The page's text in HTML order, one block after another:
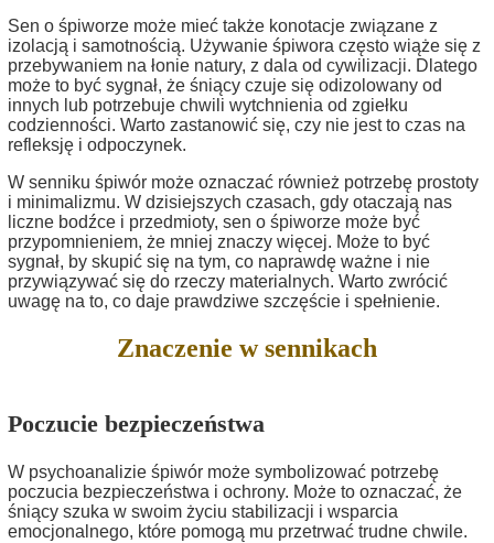
Sen o śpiworze może mieć także konotacje związane z
izolacją i samotnością. Używanie śpiwora często wiąże się z
przebywaniem na łonie natury, z dala od cywilizacji. Dlatego
może to być sygnał, że śniący czuje się odizolowany od
innych lub potrzebuje chwili wytchnienia od zgiełku
codzienności. Warto zastanowić się, czy nie jest to czas na
refleksję i odpoczynek.
W senniku śpiwór może oznaczać również potrzebę prostoty
i minimalizmu. W dzisiejszych czasach, gdy otaczają nas
liczne bodźce i przedmioty, sen o śpiworze może być
przypomnieniem, że mniej znaczy więcej. Może to być
sygnał, by skupić się na tym, co naprawdę ważne i nie
przywiązywać się do rzeczy materialnych. Warto zwrócić
uwagę na to, co daje prawdziwe szczęście i spełnienie.
Znaczenie w sennikach
Poczucie bezpieczeństwa
W psychoanalizie śpiwór może symbolizować potrzebę
poczucia bezpieczeństwa i ochrony. Może to oznaczać, że
śniący szuka w swoim życiu stabilizacji i wsparcia
emocjonalnego, które pomogą mu przetrwać trudne chwile.